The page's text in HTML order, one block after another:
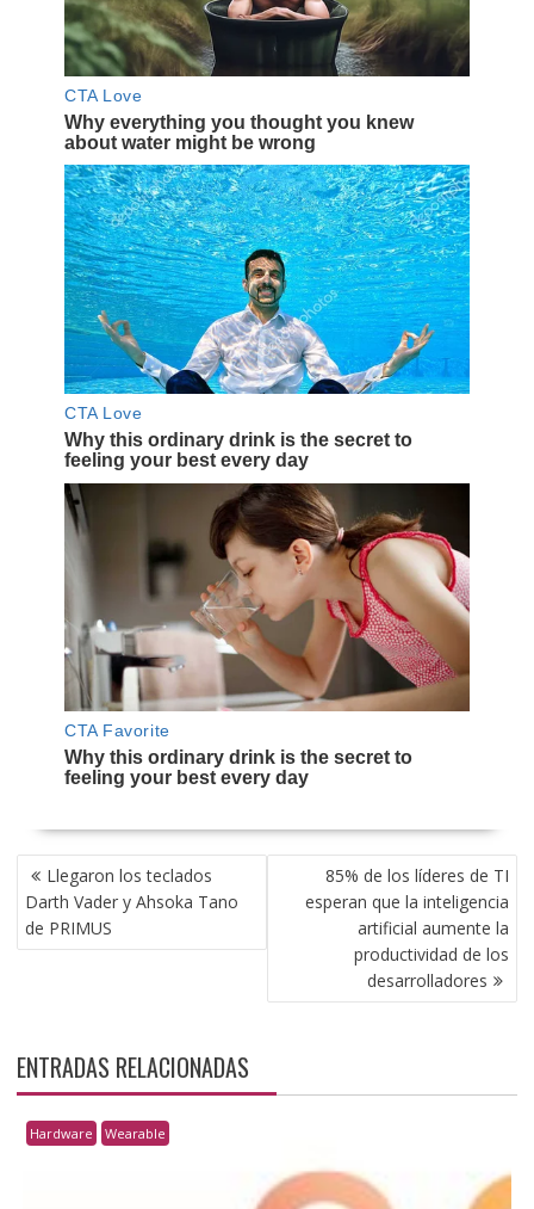
NAVEGACIÓN
DE
ENTRADAS
Llegaron los teclados
Darth Vader y Ahsoka Tano
de PRIMUS
85% de los líderes de TI
esperan que la inteligencia
artificial aumente la
productividad de los
desarrolladores
ENTRADAS RELACIONADAS
Hardware Wearable